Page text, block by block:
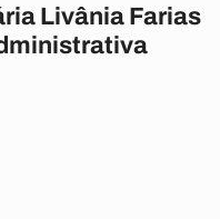
Livânia Farias